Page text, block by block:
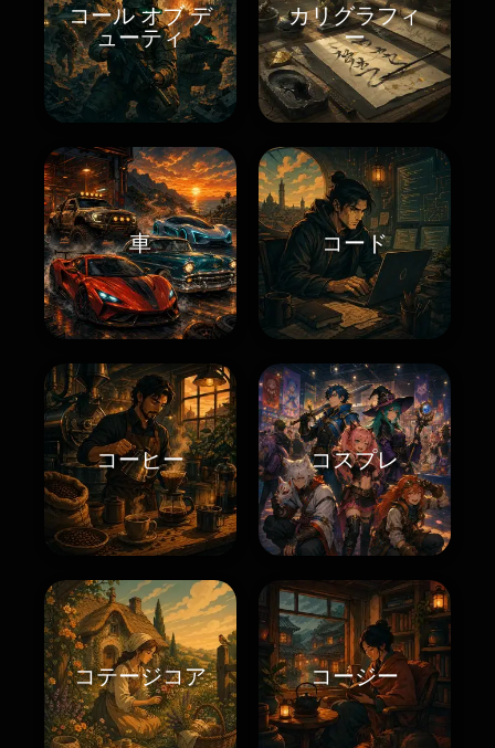
コール オブ デ
ューティ
カリグラフィ
ー
車 コード
コーヒー コスプレ
コテージコア コージー